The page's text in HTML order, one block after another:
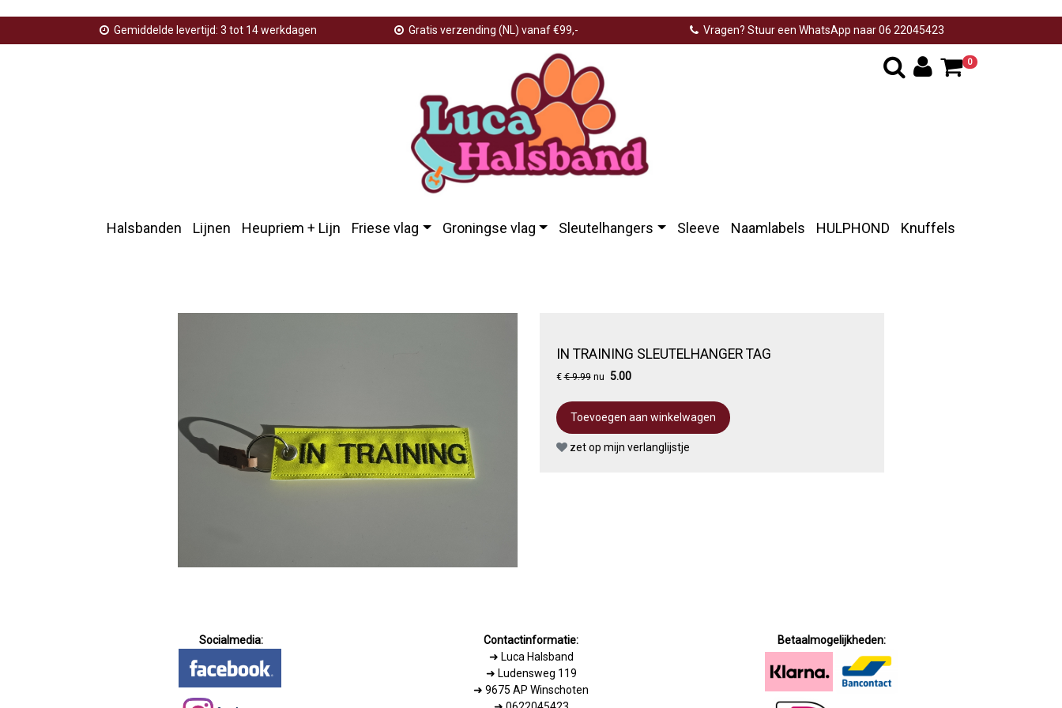
Gemiddelde levertijd: 3 tot 14 werkdagen Gratis verzending (NL) vanaf €99,- Vragen? Stuur een WhatsApp naar 06 22045423
0
Halsbanden Lijnen Heupriem + Lijn Friese vlag Groningse vlag Sleutelhangers Sleeve Naamlabels HULPHOND Knuffels
IN TRAINING SLEUTELHANGER TAG
€€ 9.99nu 5.00
zet op mijn verlanglijstje
Socialmedia:
Contactinformatie:
➜ Luca Halsband
➜ Ludensweg 119
➜ 9675 AP Winschoten
Betaalmogelijkheden: